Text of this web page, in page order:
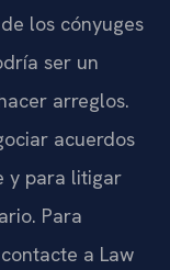
los cónyuges
ser un
arreglos.
acuerdos
y para litigar
Para
a Law